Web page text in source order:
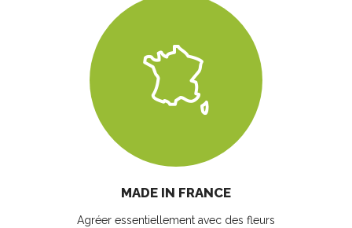
MADE IN FRANCE
Agréer essentiellement avec des fleurs